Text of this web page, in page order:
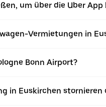
um über die Uber
Vermietungen in
Bonn Airport?
in Euskirchen stornieren